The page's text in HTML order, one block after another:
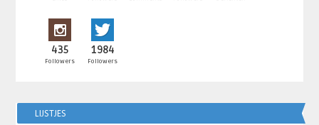
435
Followers
1984
Followers
LIJSTJES